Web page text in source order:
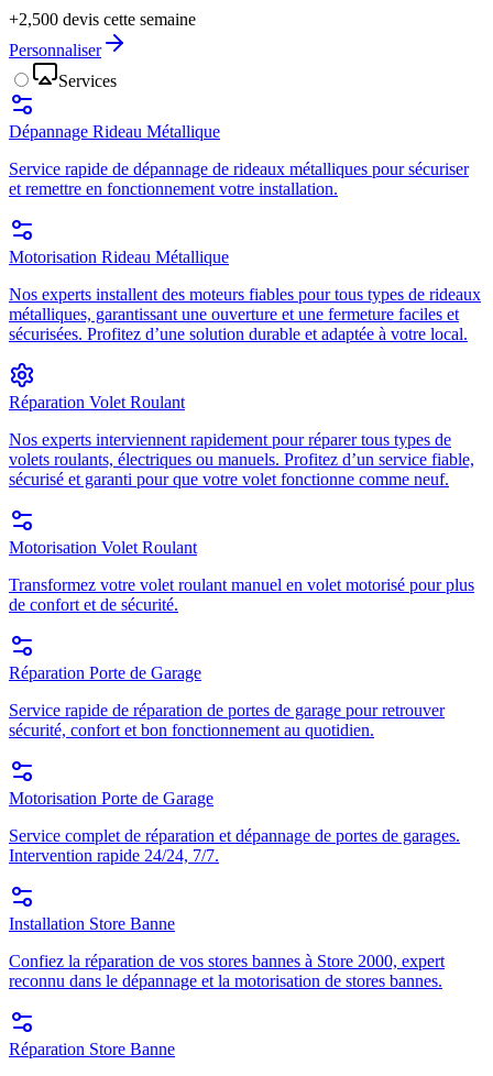
+2,500 devis cette semaine
Personnaliser
Services
Dépannage Rideau Métallique
Service rapide de dépannage de rideaux métalliques pour sécuriser
et remettre en fonctionnement votre installation.
Motorisation Rideau Métallique
Nos experts installent des moteurs fiables pour tous types de rideaux
métalliques, garantissant une ouverture et une fermeture faciles et
sécurisées. Profitez d’une solution durable et adaptée à votre local.
Réparation Volet Roulant
Nos experts interviennent rapidement pour réparer tous types de
volets roulants, électriques ou manuels. Profitez d’un service fiable,
sécurisé et garanti pour que votre volet fonctionne comme neuf.
Motorisation Volet Roulant
Transformez votre volet roulant manuel en volet motorisé pour plus
de confort et de sécurité.
Réparation Porte de Garage
Service rapide de réparation de portes de garage pour retrouver
sécurité, confort et bon fonctionnement au quotidien.
Motorisation Porte de Garage
Service complet de réparation et dépannage de portes de garages.
Intervention rapide 24/24, 7/7.
Installation Store Banne
Confiez la réparation de vos stores bannes à Store 2000, expert
reconnu dans le dépannage et la motorisation de stores bannes.
Réparation Store Banne